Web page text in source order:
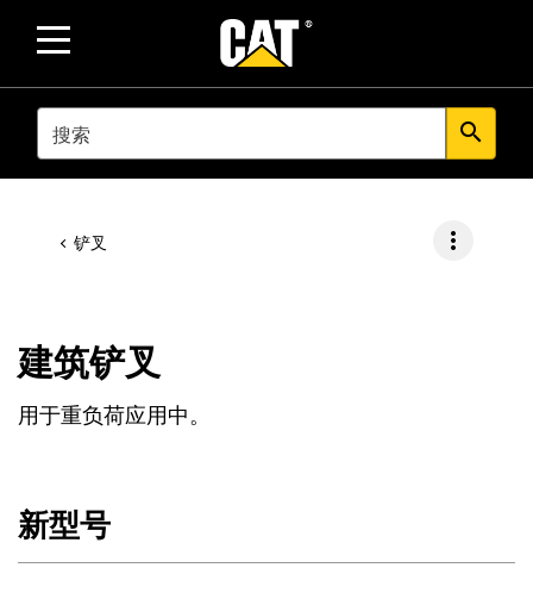
SEARCH search
铲叉 more_vert
建筑铲叉
用于重负荷应用中。
新型号